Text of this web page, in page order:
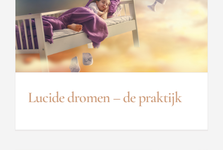
Lucide dromen – de praktijk